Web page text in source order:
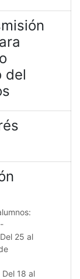
del
25 al
18 al